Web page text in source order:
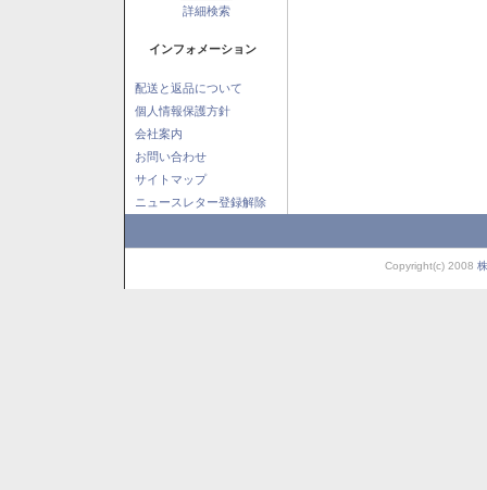
詳細検索
インフォメーション
配送と返品について
個人情報保護方針
会社案内
お問い合わせ
サイトマップ
ニュースレター登録解除
Copyright(c) 2008